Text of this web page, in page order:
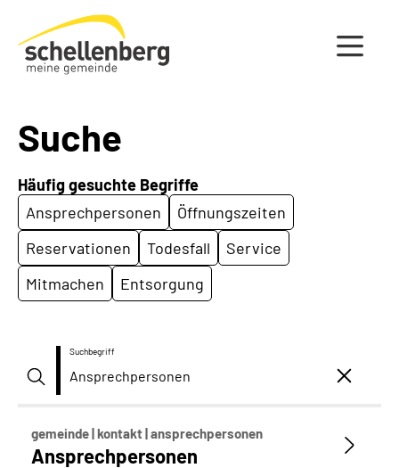
Gemeinde Schellenberg Startseite
Suche
Häufig gesuchte Begriffe
Ansprechpersonen
Öffnungszeiten
Reservationen
Todesfall
Service
Mitmachen
Entsorgung
Suchbegriff
gemeinde | kontakt | ansprechpersonen
Ansprechpersonen